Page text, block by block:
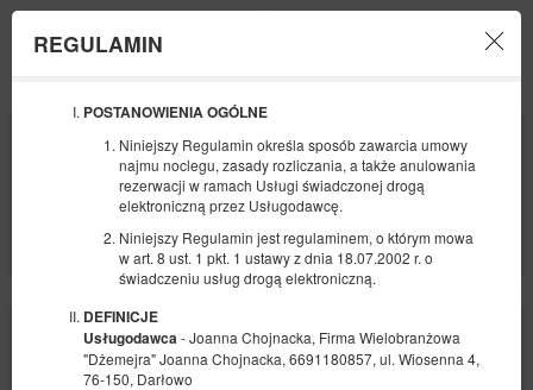
REGULAMIN
POSTANOWIENIA OGÓLNE
Niniejszy Regulamin określa sposób zawarcia umowy
najmu noclegu, zasady rozliczania, a także anulowania
rezerwacji w ramach Usługi świadczonej drogą
elektroniczną przez Usługodawcę.
Niniejszy Regulamin jest regulaminem, o którym mowa
w art. 8 ust. 1 pkt. 1 ustawy z dnia 18.07.2002 r. o
świadczeniu usług drogą elektroniczną.
DEFINICJE
Usługodawca - Joanna Chojnacka, Firma Wielobranżowa
"Dżemejra" Joanna Chojnacka, 6691180857, ul. Wiosenna 4,
76-150, Darłowo
19
2026
FILTRY